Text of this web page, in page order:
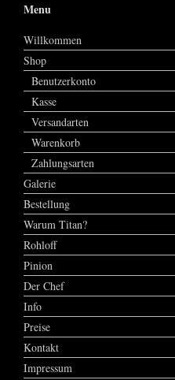
Menu
Willkommen
Shop
Benutzerkonto
Kasse
Versandarten
Warenkorb
Zahlungsarten
Galerie
Bestellung
Warum Titan?
Rohloff
Pinion
Der Chef
Info
Preise
Kontakt
Impressum